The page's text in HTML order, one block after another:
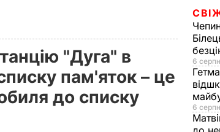
"Дуга" в
пам'яток – це
до списку
6
6